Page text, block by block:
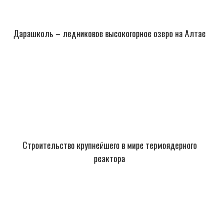
Дарашколь – ледниковое высокогорное озеро на Алтае
Строительство крупнейшего в мире термоядерного
реактора